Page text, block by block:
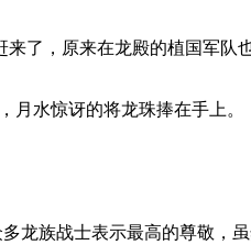
了，原来在龙殿的植国军队
月水惊讶的将龙珠捧在手上。
龙族战士表示最高的尊敬，